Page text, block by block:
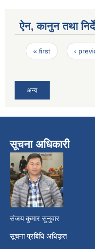
ऐन, कानुन तथा
Pages
« first ‹
अन्य
सूचना अधिकारी
संजय कुमार सुनुवार
सूचना प्रबिधि अधिकृत